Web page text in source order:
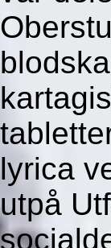
lyrica
utpå